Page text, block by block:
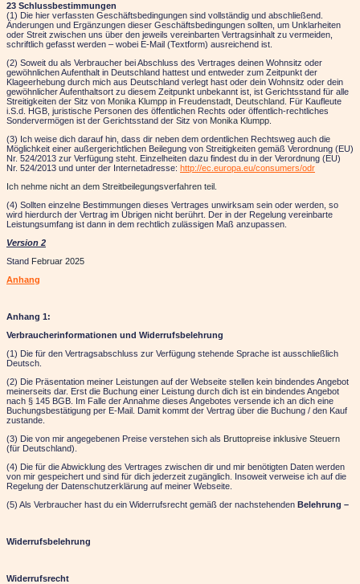
23 Schlussbestimmungen
(1) Die hier verfassten Geschäftsbedingungen sind vollständig und abschließend.
Änderungen und Ergänzungen dieser Geschäftsbedingungen sollten, um Unklarheiten
oder Streit zwischen uns über den jeweils vereinbarten Vertragsinhalt zu vermeiden,
schriftlich gefasst werden – wobei E-Mail (Textform) ausreichend ist.
(2) Soweit du als Verbraucher bei Abschluss des Vertrages deinen Wohnsitz oder
gewöhnlichen Aufenthalt in Deutschland hattest und entweder zum Zeitpunkt der
Klageerhebung durch mich aus Deutschland verlegt hast oder dein Wohnsitz oder dein
gewöhnlicher Aufenthaltsort zu diesem Zeitpunkt unbekannt ist, ist Gerichtsstand für alle
Streitigkeiten der Sitz von Monika Klumpp in Freudenstadt, Deutschland Für Kaufleute
i.S.d. HGB, juristische Personen des öffentlichen Rechts oder öffentlich-rechtliches
Sondervermögen ist der Gerichtsstand der Sitz von Monika Klumpp.
(3) Ich weise dich darauf hin, dass dir neben dem ordentlichen Rechtsweg auch die
Möglichkeit einer außergerichtlichen Beilegung von Streitigkeiten gemäß Verordnung (EU)
Nr. 524/2013 zur Verfügung steht. Einzelheiten dazu findest du in der Verordnung (EU)
Nr. 524/2013 und unter der Internetadresse: http://ec.europa.eu/consumers/odr
Ich nehme nicht an dem Streitbeilegungsverfahren teil.
(4) Sollten einzelne Bestimmungen dieses Vertrages unwirksam sein oder werden, so
wird hierdurch der Vertrag im Übrigen nicht berührt. Der in der Regelung vereinbarte
Leistungsumfang ist dann in dem rechtlich zulässigen Maß anzupassen.
Version 2
Stand Februar 2025
Anhang
Anhang 1:
Verbraucherinformationen und Widerrufsbelehrung
(1) Die für den Vertragsabschluss zur Verfügung stehende Sprache ist ausschließlich
Deutsch.
(2) Die Präsentation meiner Leistungen auf der Webseite stellen kein bindendes Angebot
meinerseits dar. Erst die Buchung einer Leistung durch dich ist ein bindendes Angebot
nach § 145 BGB. Im Falle der Annahme dieses Angebotes versende ich an dich eine
Buchungsbestätigung per E-Mail. Damit kommt der Vertrag über die Buchung / den Kauf
zustande.
(3) Die von mir angegebenen Preise verstehen sich als Bruttopreise inklusive Steuern
(für Deutschland).
(4) Die für die Abwicklung des Vertrages zwischen dir und mir benötigten Daten werden
von mir gespeichert und sind für dich jederzeit zugänglich. Insoweit verweise ich auf die
Regelung der Datenschutzerklärung auf meiner Webseite.
(5) Als Verbraucher hast du ein Widerrufsrecht gemäß der nachstehenden Belehrung –
Widerrufsbelehrung
Widerrufsrecht